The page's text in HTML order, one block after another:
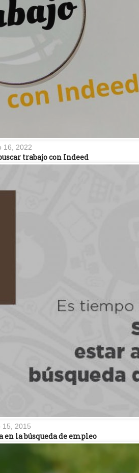
16, 2022
trabajo con Indeed
15, 2015
la búsqueda de empleo